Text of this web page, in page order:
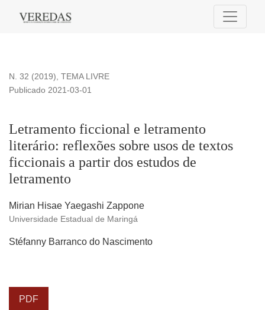
Letramento ficcional e letramento literário: reflexões sobre
N. 32 (2019), TEMA LIVRE
Letramento ficcional e letramento
literário: reflexões sobre usos de textos
ficcionais a partir dos estudos de
letramento
Publicado 2021-03-01
Mirian Hisae Yaegashi Zappone
Universidade Estadual de Maringá
Stéfanny Barranco do Nascimento
PDF